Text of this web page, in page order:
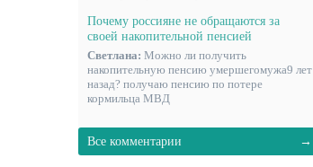
Почему россияне не обращаются за
своей накопительной пенсией
Светлана: Можно ли получить
накопительную пенсию умершегомужа9 лет
назад? получаю пенсию по потере
кормильца МВД
Все комментарии